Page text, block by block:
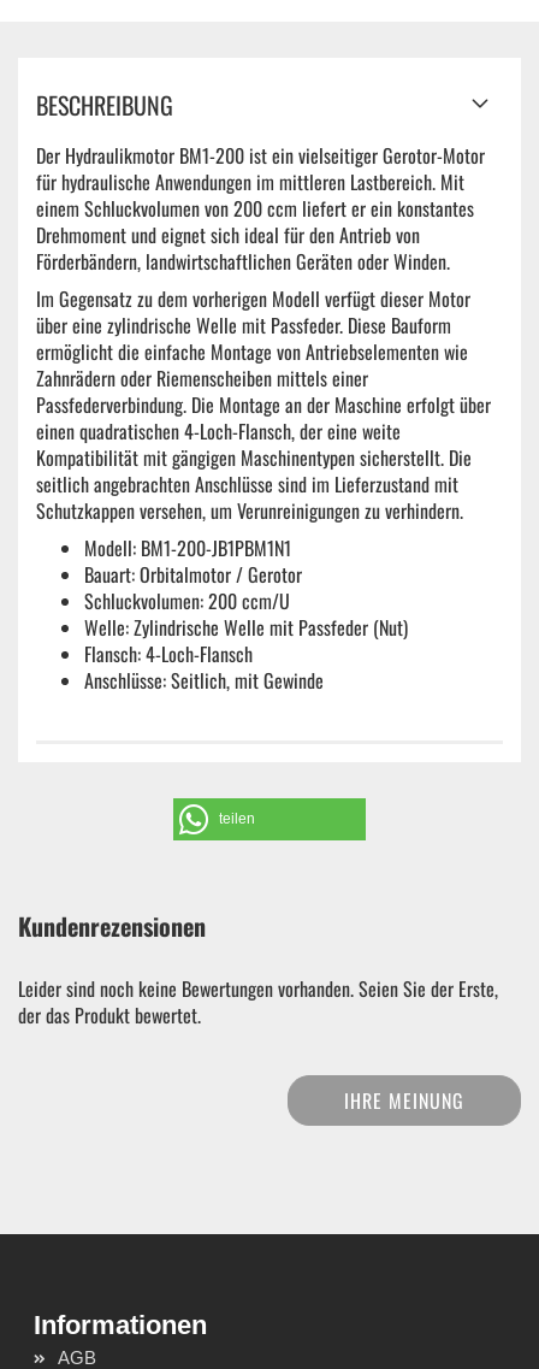
BESCHREIBUNG
Der Hydraulikmotor BM1-200 ist ein vielseitiger Gerotor-Motor
für hydraulische Anwendungen im mittleren Lastbereich. Mit
einem Schluckvolumen von 200 ccm liefert er ein konstantes
Drehmoment und eignet sich ideal für den Antrieb von
Förderbändern, landwirtschaftlichen Geräten oder Winden.
Im Gegensatz zu dem vorherigen Modell verfügt dieser Motor
über eine zylindrische Welle mit Passfeder. Diese Bauform
ermöglicht die einfache Montage von Antriebselementen wie
Zahnrädern oder Riemenscheiben mittels einer
Passfederverbindung. Die Montage an der Maschine erfolgt über
einen quadratischen 4-Loch-Flansch, der eine weite
Kompatibilität mit gängigen Maschinentypen sicherstellt. Die
seitlich angebrachten Anschlüsse sind im Lieferzustand mit
Schutzkappen versehen, um Verunreinigungen zu verhindern.
Modell: BM1-200-JB1PBM1N1
Bauart: Orbitalmotor / Gerotor
Schluckvolumen: 200 ccm/U
Welle: Zylindrische Welle mit Passfeder (Nut)
Flansch: 4-Loch-Flansch
Anschlüsse: Seitlich, mit Gewinde
teilen
Kundenrezensionen
Leider sind noch keine Bewertungen vorhanden. Seien Sie der Erste,
der das Produkt bewertet.
IHRE MEINUNG
AGB